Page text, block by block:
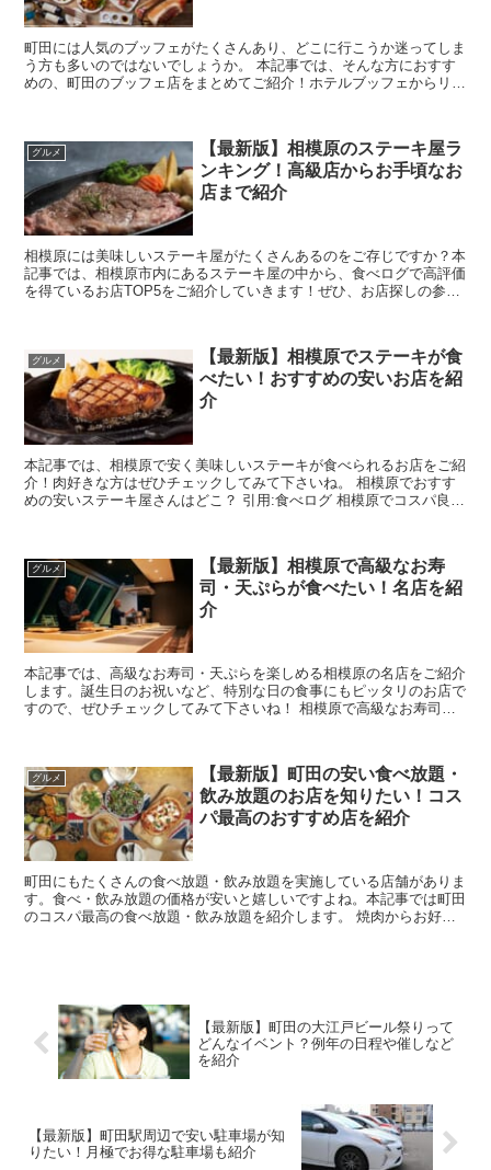
町田には人気のブッフェがたくさんあり、どこに行こうか迷ってしま
う方も多いのではないでしょうか。 本記事では、そんな方におすす
めの、町田のブッフェ店をまとめてご紹介！ホテルブッフェからリー
グルメ
【最新版】相模原のステーキ屋ラ
ンキング！高級店からお手頃なお
店まで紹介
相模原には美味しいステーキ屋がたくさんあるのをご存じですか？本
記事では、相模原市内にあるステーキ屋の中から、食べログで高評価
を得ているお店TOP5をご紹介していきます！ぜひ、お店探しの参考
グルメ
【最新版】相模原でステーキが食
べたい！おすすめの安いお店を紹
介
本記事では、相模原で安く美味しいステーキが食べられるお店をご紹
介！肉好きな方はぜひチェックしてみて下さいね。 相模原でおすす
めの安いステーキ屋さんはどこ？ 引用:食べログ 相模原でコスパ良く
グルメ
【最新版】相模原で高級なお寿
司・天ぷらが食べたい！名店を紹
介
本記事では、高級なお寿司・天ぷらを楽しめる相模原の名店をご紹介
します。誕生日のお祝いなど、特別な日の食事にもピッタリのお店で
すので、ぜひチェックしてみて下さいね！ 相模原で高級なお寿司や
グルメ
【最新版】町田の安い食べ放題・
飲み放題のお店を知りたい！コス
パ最高のおすすめ店を紹介
町田にもたくさんの食べ放題・飲み放題を実施している店舗がありま
す。食べ・飲み放題の価格が安いと嬉しいですよね。本記事では町田
のコスパ最高の食べ放題・飲み放題を紹介します。 焼肉からお好み
【最新版】町田の大江戸ビール祭りって
どんなイベント？例年の日程や催しなど
を紹介
【最新版】町田駅周辺で安い駐車場が知
りたい！月極でお得な駐車場も紹介